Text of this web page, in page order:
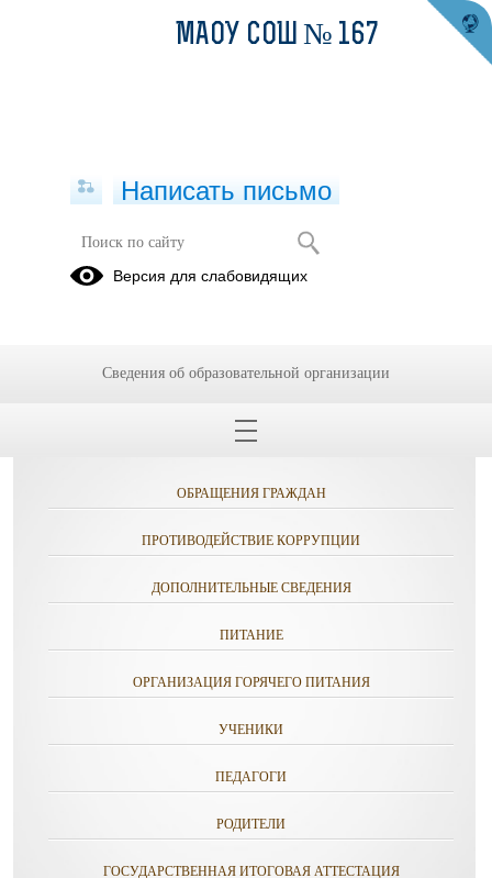
Психолого-педагогические классы
ОБРАЩЕНИЯ ГРАЖДАН
ПРОТИВОДЕЙСТВИЕ КОРРУПЦИИ
ДОПОЛНИТЕЛЬНЫЕ СВЕДЕНИЯ
ПИТАНИЕ
ОРГАНИЗАЦИЯ ГОРЯЧЕГО ПИТАНИЯ
УЧЕНИКИ
ПЕДАГОГИ
РОДИТЕЛИ
ГОСУДАРСТВЕННАЯ ИТОГОВАЯ АТТЕСТАЦИЯ
МАОУ СОШ № 167
Написать письмо
Версия для слабовидящих
Сведения об образовательной организации